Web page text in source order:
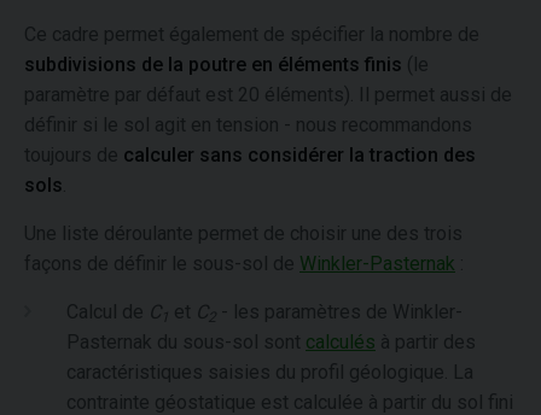
Ce cadre permet également de spécifier la nombre de
subdivisions de la poutre en éléments finis (le
paramètre par défaut est 20 éléments). Il permet aussi de
définir si le sol agit en tension - nous recommandons
toujours de calculer sans considérer la traction des
sols
Une liste déroulante permet de choisir une des trois
façons de définir le sous-sol de Winkler-Pasternak
Calcul de C 1 et C2
- les paramètres de Winkler-
Pasternak du sous-sol sont calculés à partir des
caractéristiques saisies du profil géologique. La
contrainte géostatique est calculée à partir du sol fini